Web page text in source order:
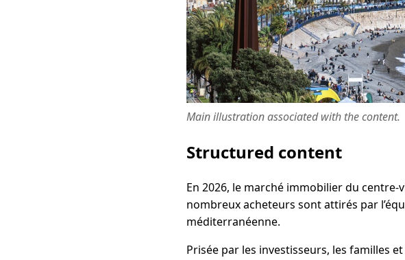
Main illustration associated with the content.
Structured content
En 2026, le marché immobilier du
nombreux acheteurs sont attirés par
méditerranéenne.
Prisée par les investisseurs, les familles